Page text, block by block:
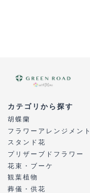
カテゴリから探す
胡蝶蘭
フラワーアレンジメント
スタンド花
プリザーブドフラワー
花束・ブーケ
観葉植物
葬儀・供花